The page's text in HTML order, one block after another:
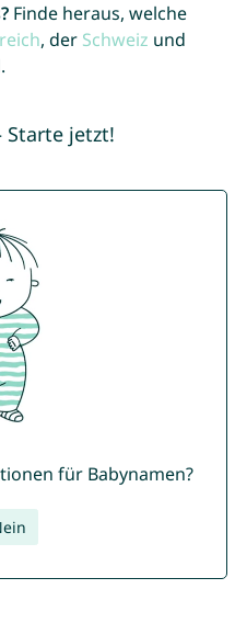
Finde heraus, welche
, der Schweiz und
Starte jetzt!
für Babynamen?